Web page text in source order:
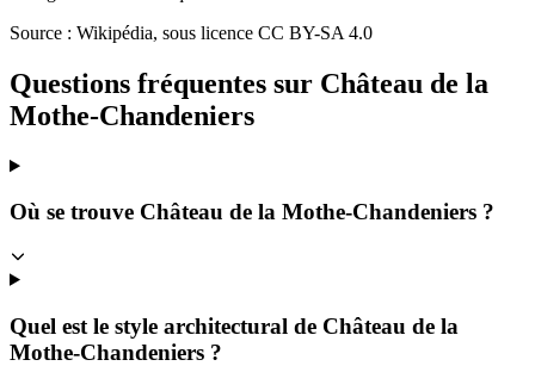
Source : Wikipédia, sous licence CC BY-SA 4.0
Questions fréquentes sur Château de la
Mothe-Chandeniers
Où se trouve Château de la Mothe-Chandeniers ?
Quel est le style architectural de Château de la
Mothe-Chandeniers ?